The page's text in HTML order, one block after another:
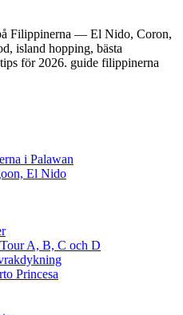
Filippinerna — El Nido, Coron,
island hopping, bästa
för 2026. guide filippinerna
i Palawan
El Nido
A, B, C och D
Princesa